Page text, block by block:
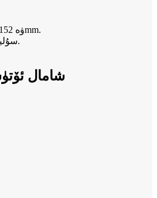
قەغەز يادرولۇق φ76mm ۋە 152mm.
سۇلياۋ يادروسى 76 مىللىمېتىر.
شامال